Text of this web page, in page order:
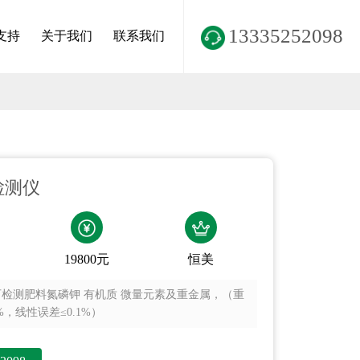
13335252098
持 关于我们 联系我们
仪
19800元 恒美
测肥料氮磷钾 有机质 微量元素及重金属，（重
线性误差≤0.1%）